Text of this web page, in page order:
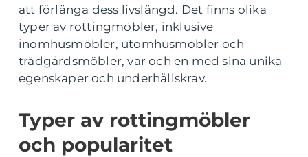
att förlänga dess livslängd. Det finns olika
typer av rottingmöbler, inklusive
inomhusmöbler, utomhusmöbler och
trädgårdsmöbler, var och en med sina unika
egenskaper och underhållskrav.
Typer av rottingmöbler
och popularitet